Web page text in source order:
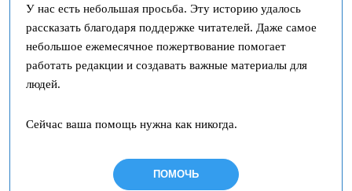
У нас есть небольшая просьба. Эту историю удалось
рассказать благодаря поддержке читателей. Даже самое
небольшое ежемесячное пожертвование помогает
работать редакции и создавать важные материалы для
людей.
Сейчас ваша помощь нужна как никогда.
ПОМОЧЬ